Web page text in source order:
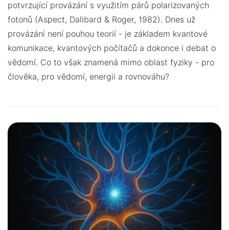
potvrzující provázání s využitím párů polarizovaných
fotonů (Aspect, Dalibard & Roger, 1982). Dnes už
provázání není pouhou teorií - je základem kvantové
komunikace, kvantových počítačů a dokonce i debat o
vědomí. Co to však znamená mimo oblast fyziky - pro
člověka, pro vědomí, energii a rovnováhu?